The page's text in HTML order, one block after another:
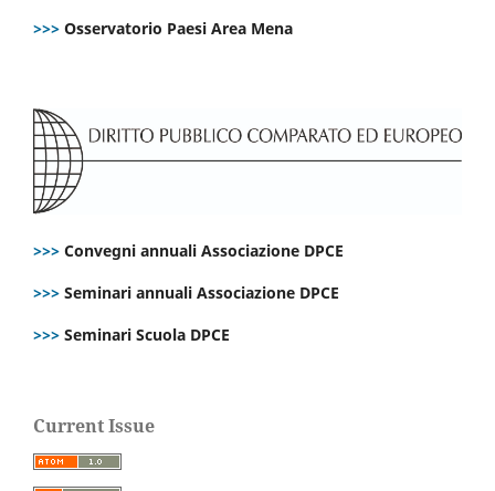
>>> Osservatorio Paesi Area Mena
>>> Convegni annuali Associazione DPCE
>>> Seminari annuali Associazione DPCE
>>> Seminari Scuola DPCE
Current Issue